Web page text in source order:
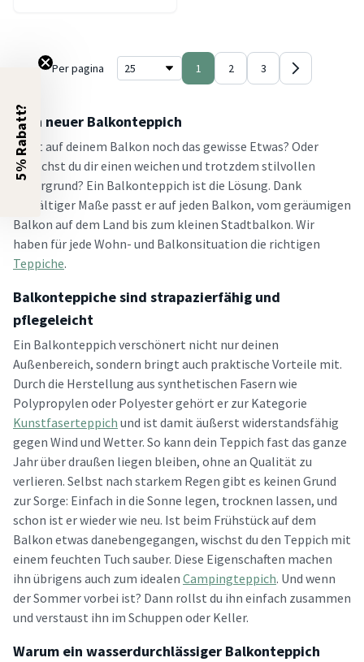
Per pagina 1 2 3
Dein neuer Balkonteppich
Fehlt auf deinem Balkon noch das gewisse Etwas? Oder
wünschst du dir einen weichen und trotzdem stilvollen
Untergrund? Ein Balkonteppich ist die Lösung. Dank
vielfältiger Maße passt er auf jeden Balkon, vom geräumigen
Balkon auf dem Land bis zum kleinen Stadtbalkon. Wir
haben für jede Wohn- und Balkonsituation die richtigen
Teppiche.
Balkonteppiche sind strapazierfähig und
pflegeleicht
Ein Balkonteppich verschönert nicht nur deinen
Außenbereich, sondern bringt auch praktische Vorteile mit.
Durch die Herstellung aus synthetischen Fasern wie
Polypropylen oder Polyester gehört er zur Kategorie
Kunstfaserteppich und ist damit äußerst widerstandsfähig
gegen Wind und Wetter. So kann dein Teppich fast das ganze
Jahr über draußen liegen bleiben, ohne an Qualität zu
verlieren. Selbst nach starkem Regen gibt es keinen Grund
zur Sorge: Einfach in die Sonne legen, trocknen lassen, und
schon ist er wieder wie neu. Ist beim Frühstück auf dem
Balkon etwas danebengegangen, wischst du den Teppich mit
einem feuchten Tuch sauber. Diese Eigenschaften machen
ihn übrigens auch zum idealen Campingteppich. Und wenn
der Sommer vorbei ist? Dann rollst du ihn einfach zusammen
und verstaust ihn im Schuppen oder Keller.
Warum ein wasserdurchlässiger Balkonteppich
5% Rabatt?